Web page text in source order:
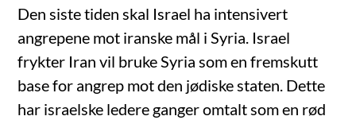
Den siste tiden skal Israel ha intensivert
angrepene mot iranske mål i Syria. Israel
frykter Iran vil bruke Syria som en fremskutt
base for angrep mot den jødiske staten. Dette
har israelske ledere ganger omtalt som en rød